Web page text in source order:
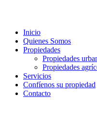
Inicio
Quienes Somos
Propiedades
Propiedades
Propiedades
Servicios
Confíenos su propiedad
Contacto